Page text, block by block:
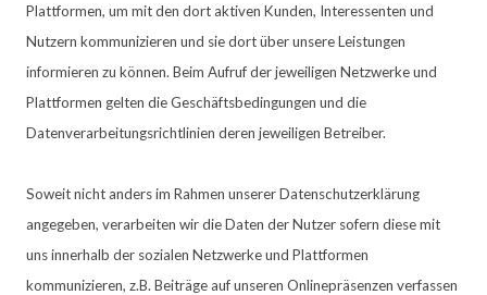
Plattformen, um mit den dort aktiven Kunden, Interessenten und
Nutzern kommunizieren und sie dort über unsere Leistungen
informieren zu können. Beim Aufruf der jeweiligen Netzwerke und
Plattformen gelten die Geschäftsbedingungen und die
Datenverarbeitungsrichtlinien deren jeweiligen Betreiber.
Soweit nicht anders im Rahmen unserer Datenschutzerklärung
angegeben, verarbeiten wir die Daten der Nutzer sofern diese mit
uns innerhalb der sozialen Netzwerke und Plattformen
kommunizieren, z.B. Beiträge auf unseren Onlinepräsenzen verfassen